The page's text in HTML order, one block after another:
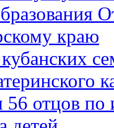
краю
отцов по